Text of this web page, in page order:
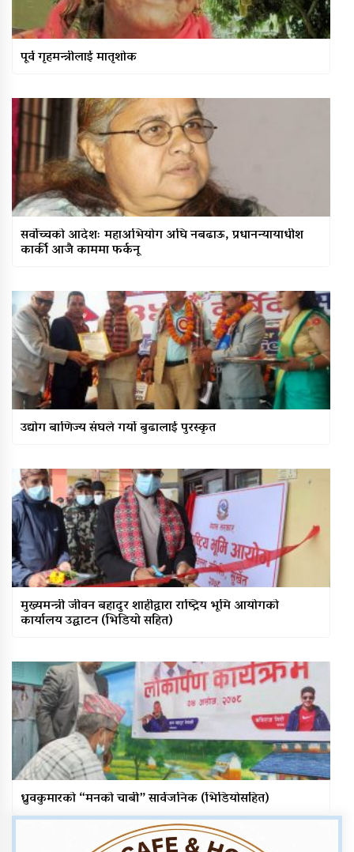
पूर्व गृहमन्त्रीलाई मातृशोक
सर्वोच्चको आदेशः महाअभियोग अघि नबढाऊ, प्रधानन्यायाधीश
कार्की आजै काममा फर्कनू
उद्योग बाणिज्य संघले गर्यो बुढालाई पुरस्कृत
मुख्यमन्त्री जीवन बहादुर शाहीद्वारा राष्ट्रिय भूमि आयोगको
कार्यालय उद्घाटन (भिडियो सहित)
ध्रुवकुमारको “मनको चाबी” सार्वजनिक (भिडियोसहित)